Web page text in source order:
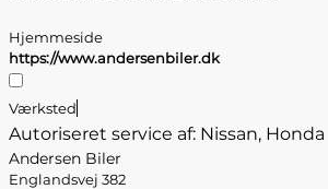
Hjemmeside
https://www.andersenbiler.dk
Værksted
Autoriseret service af: Nissan, Honda
Andersen Biler
Englandsvej 382